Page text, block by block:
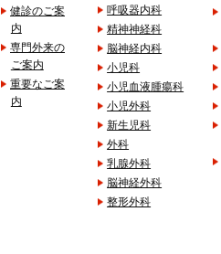
健診のご案
内
専門外来の
ご案内
重要なご案
内
呼吸器内科
精神神経科
脳神経内科
小児科
小児血液腫瘍科
小児外科
新生児科
外科
乳腺外科
脳神経外科
整形外科